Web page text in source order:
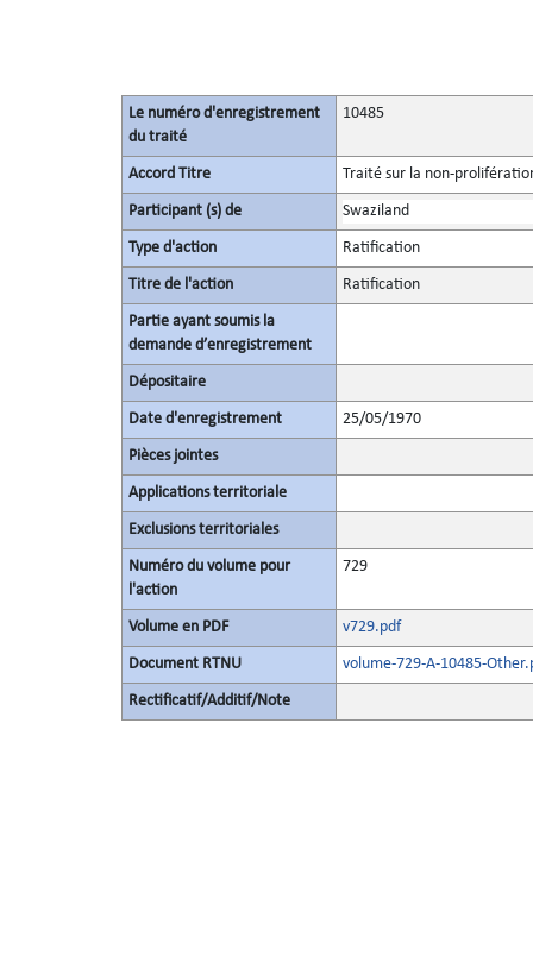
Le numéro d'enregistrement
du traité
10485
Accord Titre Traité sur la non-
Participant (s) de Swaziland
Type d'action Ratification
Titre de l'action Ratification
Partie ayant soumis la
demande d’enregistrement
Dépositaire
Date d'enregistrement 25/05/1970
Pièces jointes
Applications territoriale
Exclusions territoriales
Numéro du volume pour
l'action
729
Volume en PDF v729.pdf
Document RTNU volume-729-A-10485-
Rectificatif/Additif/Note